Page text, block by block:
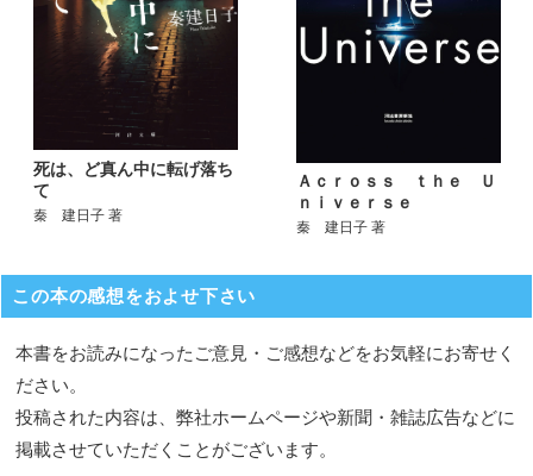
死は、ど真ん中に転げ落ち
て
秦 建日子 著
Ａｃｒｏｓｓ ｔｈｅ Ｕ
ｎｉｖｅｒｓｅ
秦 建日子 著
この本の感想をおよせ下さい
本書をお読みになったご意見・ご感想などをお気軽にお寄せく
ださい。
投稿された内容は、弊社ホームページや新聞・雑誌広告などに
掲載させていただくことがございます。